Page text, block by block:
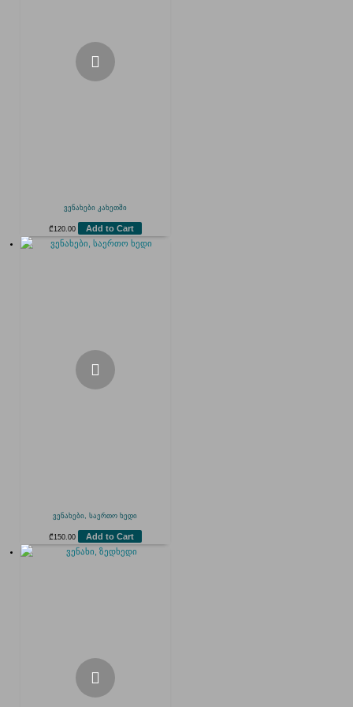
ვენახები კახეთში
₾ 120.00 Add to Cart
ვენახები, საერთო ხედი
₾ 150.00 Add to Cart